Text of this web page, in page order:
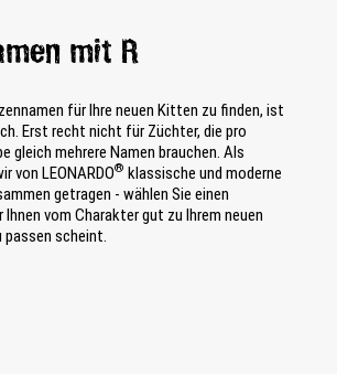
mit R
für Ihre neuen Kitten zu finden, ist
Erst recht nicht für Züchter, die pro
gleich mehrere Namen brauchen. Als
von LEONARDO® klassische und moderne
getragen - wählen Sie einen
Ihnen vom Charakter gut zu Ihrem neuen
scheint.